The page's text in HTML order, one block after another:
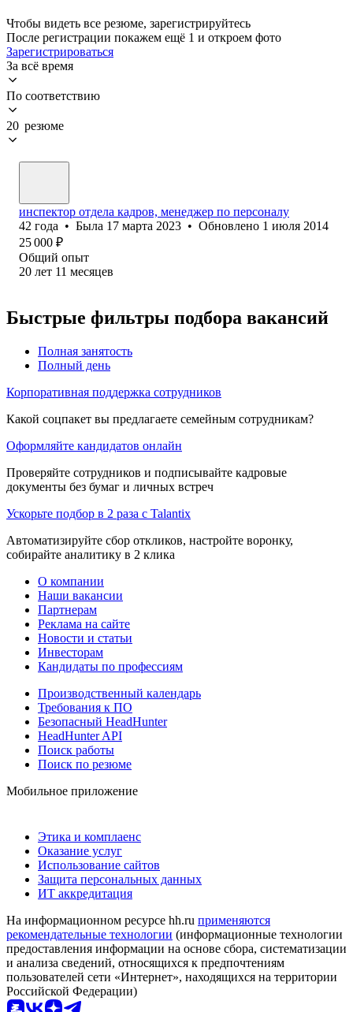
Чтобы видеть все резюме, зарегистрируйтесь
После регистрации покажем ещё 1 и откроем фото
Зарегистрироваться
За всё время
По соответствию
20 резюме
инспектор отдела кадров, менеджер по персоналу
42 года • Была 17 марта 2023 • Обновлено 1 июля 2014
25 000 ₽
Общий опыт
20 лет 11 месяцев
Быстрые фильтры подбора вакансий
Полная занятость
Полный день
Корпоративная поддержка сотрудников
Какой соцпакет вы предлагаете семейным сотрудникам?
Оформляйте кандидатов онлайн
Проверяйте сотрудников и подписывайте кадровые
документы без бумаг и личных встреч
Ускорьте подбор в 2 раза с Talantix
Автоматизируйте сбор откликов, настройте воронку,
собирайте аналитику в 2 клика
О компании
Наши вакансии
Партнерам
Реклама на сайте
Новости и статьи
Инвесторам
Кандидаты по профессиям
Производственный календарь
Требования к ПО
Безопасный HeadHunter
HeadHunter API
Поиск работы
Поиск по резюме
Мобильное приложение
Этика и комплаенс
Оказание услуг
Использование сайтов
Защита персональных данных
ИТ аккредитация
На информационном ресурсе hh.ru применяются
рекомендательные технологии (информационные технологии
предоставления информации на основе сбора, систематизации
и анализа сведений, относящихся к предпочтениям
пользователей сети «Интернет», находящихся на территории
Российской Федерации)